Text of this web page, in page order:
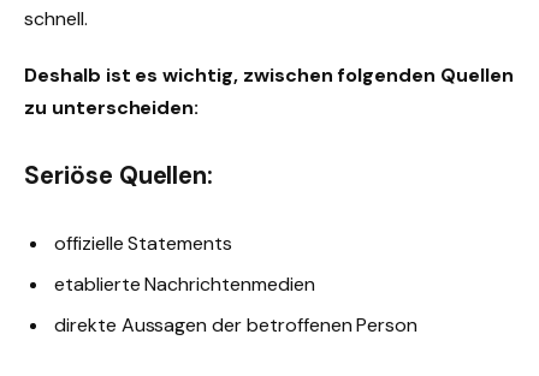
schnell.
Deshalb ist es wichtig, zwischen folgenden Quellen
zu unterscheiden:
Seriöse Quellen:
offizielle Statements
etablierte Nachrichtenmedien
direkte Aussagen der betroffenen Person